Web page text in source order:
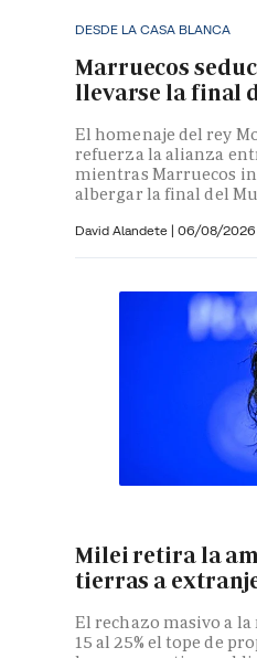
DESDE LA CASA BLANCA
Marruecos
llevarse la final
El homenaje del rey
refuerza la alianza
mientras Marruecos
albergar la final del
David Alandete | 06/08/2026
Milei retira la
tierras a
El rechazo masivo a
15 al 25% el tope de